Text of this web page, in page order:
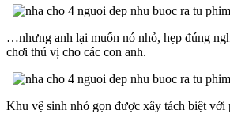
…nhưng anh lại muốn nó nhỏ, hẹp đúng
chơi thú vị cho các con anh.
Khu vệ sinh nhỏ gọn được xây tách biệt với